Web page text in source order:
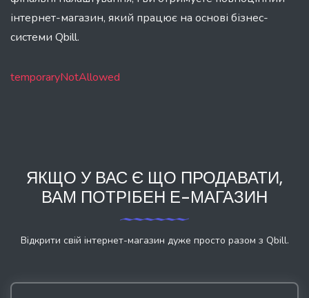
інтернет-магазин, який працює на основі бізнес-
системи Qbill.
temporaryNotAllowed
ЯКЩО У ВАС Є ЩО ПРОДАВАТИ,
ВАМ ПОТРІБЕН Е-МАГАЗИН
Відкрити свій інтернет-магазин дуже просто разом з Qbill.